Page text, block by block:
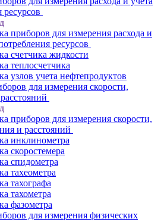
ресурсов
приборов для измерения расхода и
ресурсов
счетчика жидкости
теплосчетчика
узлов учета нефтепродуктов
для измерения скорости,
приборов для измерения скорости,
и расстояний
инклинометра
скоростемера
спидометра
тахеометра
тахографа
тахометра
фазометра
для измерения физических